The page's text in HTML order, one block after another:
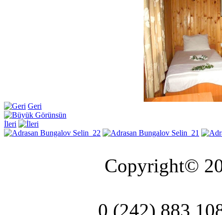
Geri
İleri
Copyright©
0 (242) 883